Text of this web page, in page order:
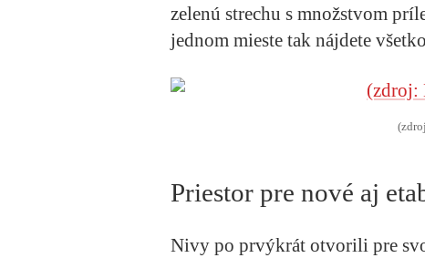
zelenú strechu s množstvom
jednom mieste tak nájdete
Priestor pre nové aj
Nivy po prvýkrát otvorili pre